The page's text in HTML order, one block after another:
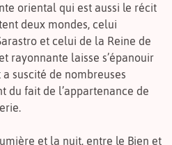
oriental qui est aussi le récit
deux mondes, celui
et celui de la Reine de
rayonnante laisse s’épanouir
suscité de nombreuses
du fait de l’appartenance de
et la nuit, entre le Bien et